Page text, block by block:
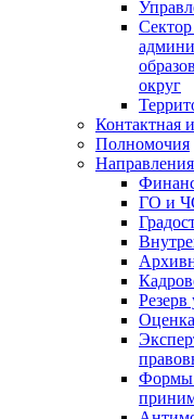
округ
Контактная
Полномочия
ГО и
Резерв
Формы